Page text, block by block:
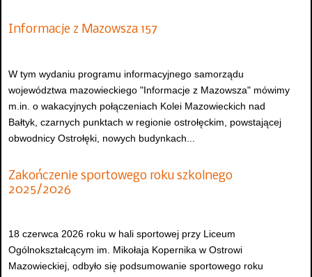
Informacje z Mazowsza 157
W tym wydaniu programu informacyjnego samorządu
województwa mazowieckiego "Informacje z Mazowsza" mówimy
m.in. o wakacyjnych połączeniach Kolei Mazowieckich nad
Bałtyk, czarnych punktach w regionie ostrołęckim, powstającej
obwodnicy Ostrołęki, nowych budynkach...
Zakończenie sportowego roku szkolnego
2025/2026
18 czerwca 2026 roku w hali sportowej przy Liceum
Ogólnokształcącym im. Mikołaja Kopernika w Ostrowi
Mazowieckiej, odbyło się podsumowanie sportowego roku